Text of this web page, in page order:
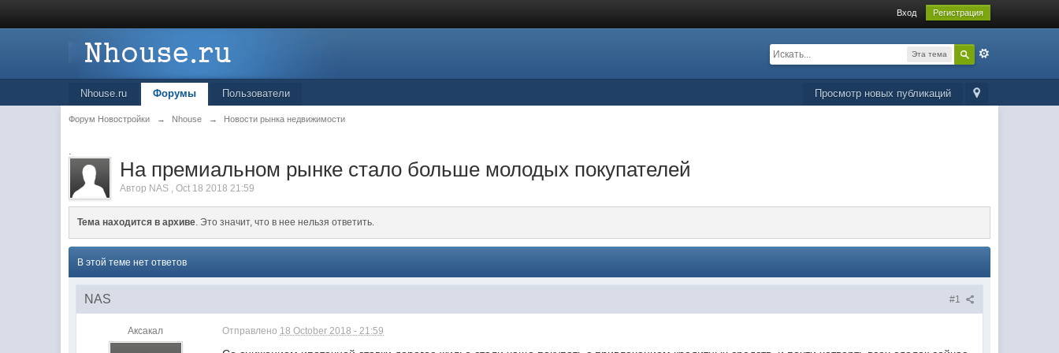
Вход Регистрация
Эта тема
Просмотр новых публикаций
Nhouse.ru Форумы Пользователи
Форум Новостройки → Nhouse → Новости рынка недвижимости
.
На премиальном рынке стало больше молодых покупателей
Автор NAS ,Oct 18 2018 21:59
Тема находится в архиве. Это значит, что в нее нельзя ответить.
В этой теме нет ответов
#1
NAS
Аксакал Отправлено 18 October 2018 - 21:59